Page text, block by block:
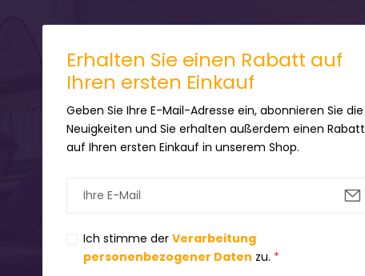
Erhalten Sie einen Rabatt auf
Ihren ersten Einkauf
Geben Sie Ihre E-Mail-Adresse ein, abonnieren Sie die
Neuigkeiten und Sie erhalten außerdem einen Rabatt
auf Ihren ersten Einkauf in unserem Shop.
Ich stimme der Verarbeitung
personenbezogener Daten zu. *